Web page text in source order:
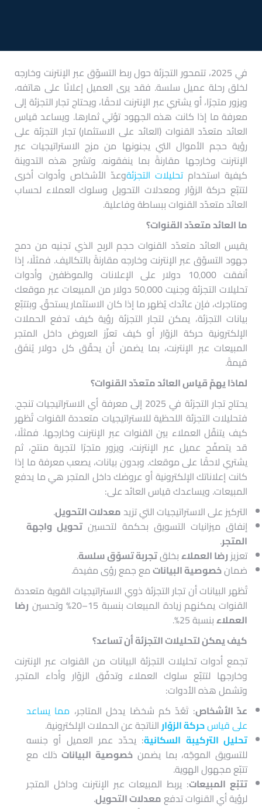
في 2025، تتمحور التجزئة حول ربط التسوّق عبر الإنترنت وخارجه
لخلق رحلة عميل سلسة. فقد يرى العميل إعلانًا على هاتفه،
ويزور متجرًا، أو يشتري عبر الإنترنت لاحقًا، ويحتاج تجار التجزئة إلى
معرفة ما إذا كانت هذه الجهود تؤتي ثمارها. ويساعد قياس
العائد متعدّد القنوات (العائد على الاستثمار) تجار التجزئة على
رؤية حجم الأموال التي يجنونها من مزج الاستراتيجيات عبر
الإنترنت وخارجها مقارنةً بما ينفقونه. وتشرح هذه التدوينة
كيفية استخدام تحليلات التجزئةوعدّ الأشخاص وأدوات أخرى
لتتبّع حركة الزوّار ومعدلات التحويل وسلوك العملاء لحساب
العائد متعدّد القنوات ببساطة وفاعلية.
ما العائد متعدّد القنوات؟
يقيس العائد متعدّد القنوات حجم الربح الذي تجنيه من دمج
جهود التسوّق عبر الإنترنت وخارجه مقارنةً بالتكاليف. فمثلًا، إذا
أنفقت 10٬000 دولار على الإعلانات والموظفين وأدوات
تحليلات التجزئة وجنيت 50٬000 دولار من المبيعات عبر موقعك
ومتاجرك، فإن عائدك يُظهر ما إذا كان الاستثمار يستحقّ. وبتتبّع
بيانات التجزئة، يمكن لتجار التجزئة رؤية كيف تدفع الحملات
الإلكترونية حركة الزوّار أو كيف تعزّز العروض داخل المتجر
المبيعات عبر الإنترنت، بما يضمن أن يحقّق كل دولار يُنفَق
قيمةً.
لماذا يهمّ قياس العائد متعدّد القنوات؟
يحتاج تجار التجزئة في 2025 إلى معرفة أي الاستراتيجيات تنجح.
فتحليلات التجزئة اللحظية للاستراتيجيات متعددة القنوات تُظهر
كيف يتنقّل العملاء بين القنوات عبر الإنترنت وخارجها. فمثلًا،
قد يتصفّح عميل عبر الإنترنت، ويزور متجرًا لتجربة منتج، ثم
يشتري لاحقًا على موقعك. وبدون بيانات، يصعب معرفة ما إذا
كانت إعلاناتك الإلكترونية أو عروضك داخل المتجر هي ما يدفع
المبيعات. ويساعدك قياس العائد على:
التركيز على الاستراتيجيات التي تزيدمعدلات التحويل.
إنفاق ميزانيات التسويق بحكمة لتحسين تحويل واجهة
المتجر.
تعزيزرضا العملاءبخلقتجربة تسوّق سلسة.
ضمانخصوصية البياناتمع جمع رؤى مفيدة.
تُظهر البيانات أن تجار التجزئة ذوي الاستراتيجيات القوية متعددة
القنوات يمكنهم زيادة المبيعات بنسبة 15–20% وتحسين
رضا
العملاءبنسبة 25%.
كيف يمكن لتحليلات التجزئة أن تساعد؟
تجمع أدوات تحليلات التجزئة البيانات من القنوات عبر الإنترنت
وخارجها لتتبّع سلوك العملاء وتدفّق الزوّار وأداء المتجر.
وتشمل هذه الأدوات:
عدّ الأشخاص: تَعُدّ كم شخصًا يدخل المتاجر، مما يساعد
على قياسحركة الزوّارالناتجة عن الحملات الإلكترونية.
تحليل التركيبة السكانية: يحدّد عمر العميل أو جنسه
للتسويق الموجّه، بما يضمن خصوصية البياناتذلك مع
تتبّع مجهول الهوية.
تتبّع المبيعات: يربط المبيعات عبر الإنترنت وداخل المتجر
لرؤية أي القنوات تدفعمعدلات التحويل.